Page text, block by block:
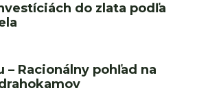
do zlata podľa
– Racionálny pohľad na